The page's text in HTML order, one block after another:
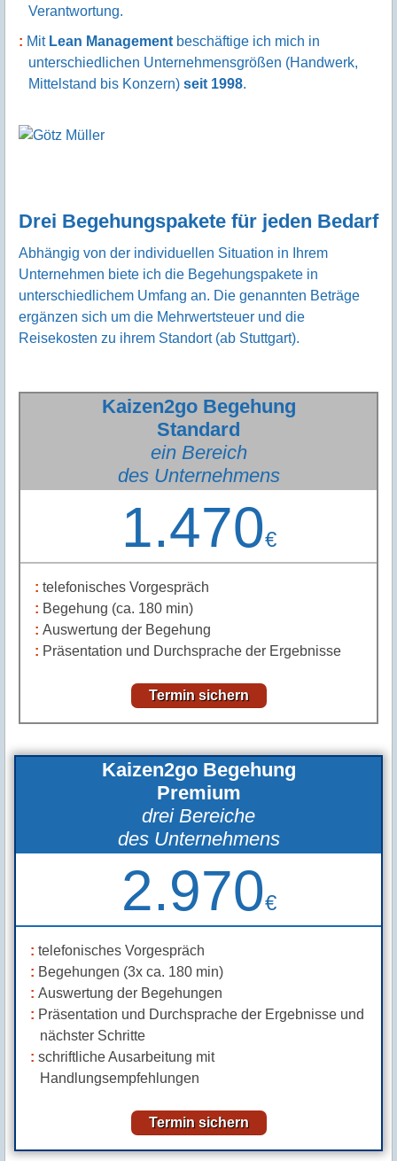
Verantwortung.
Mit Lean Management beschäftige ich mich in
unterschiedlichen Unternehmensgrößen (Handwerk,
Mittelstand bis Konzern)seit 1998.
Drei Begehungspakete für jeden Bedarf
Abhängig von der individuellen Situation in Ihrem
Unternehmen biete ich die Begehungspakete in
unterschiedlichem Umfang an. Die genannten Beträge
ergänzen sich um die Mehrwertsteuer und die
Reisekosten zu ihrem Standort (ab Stuttgart).
Kaizen2go Begehung
Standard
ein Bereich
des Unternehmens
1.470€
telefonisches Vorgespräch
Begehung (ca. 180 min)
Auswertung der Begehung
Präsentation und Durchsprache der Ergebnisse
Termin sichern
Kaizen2go Begehung
Premium
drei Bereiche
des Unternehmens
2.970€
telefonisches Vorgespräch
Begehungen (3x ca. 180 min)
Auswertung der Begehungen
Präsentation und Durchsprache der Ergebnisse und
nächster Schritte
schriftliche Ausarbeitung mit
Handlungsempfehlungen
Termin sichern